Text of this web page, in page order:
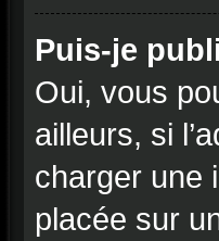
Puis-je
Oui, vous
ailleurs, si
charger une
placée sur